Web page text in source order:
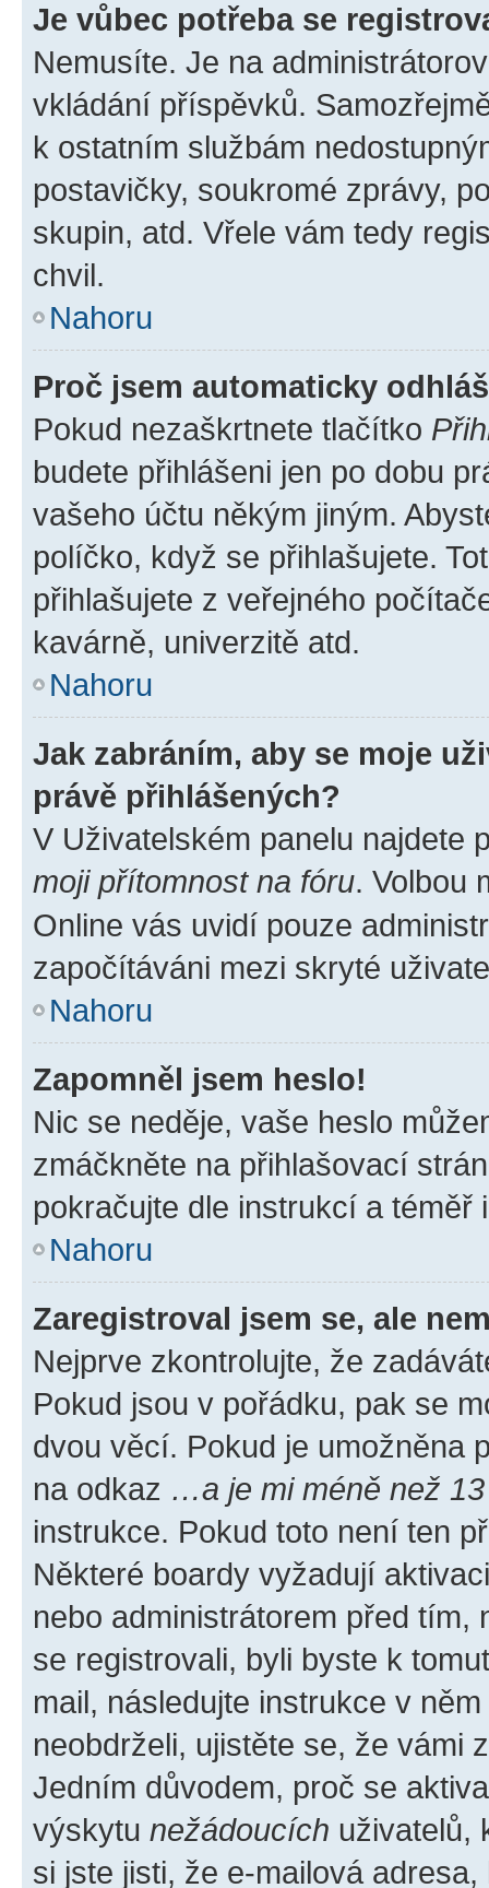
Je vůbec potřeba se
Nemusíte. Je na
vkládání příspěvků.
k ostatním službám
postavičky, soukromé zprávy,
skupin, atd. Vřele vám tedy
chvil.
Nahoru
Proč jsem automaticky
Pokud nezaškrtnete tlačítko
budete přihlášeni jen po dobu
vašeho účtu někým jiným.
políčko, když se přihlašujete.
přihlašujete z veřejného
kavárně, univerzitě atd.
Nahoru
Jak zabráním, aby se moje
právě přihlášených?
V Uživatelském panelu najdete
moji přítomnost na fóru. Volbou
Online vás uvidí pouze
započítáváni mezi skryté
Nahoru
Zapomněl jsem heslo!
Nic se neděje, vaše heslo
zmáčkněte na přihlašovací
pokračujte dle instrukcí a téměř
Nahoru
Zaregistroval jsem se, ale
Nejprve zkontrolujte, že
Pokud jsou v pořádku, pak se
dvou věcí. Pokud je umožněna
na odkaz …a je mi méně než
instrukce. Pokud toto není ten
Některé boardy vyžadují
nebo administrátorem před tím,
se registrovali, byli byste k
mail, následujte instrukce v
neobdrželi, ujistěte se, že vámi
Jedním důvodem, proč se
výskytu nežádoucích uživatelů,
si jste jisti, že e-mailová